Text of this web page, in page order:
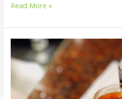
Read More »
Syksyn
ensimmäinen
Tea
tasting
to